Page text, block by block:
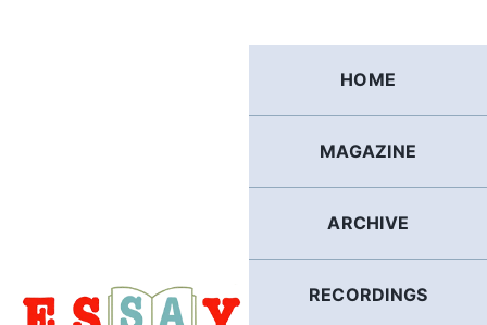
HOME
MAGAZINE
ARCHIVE
RECORDINGS